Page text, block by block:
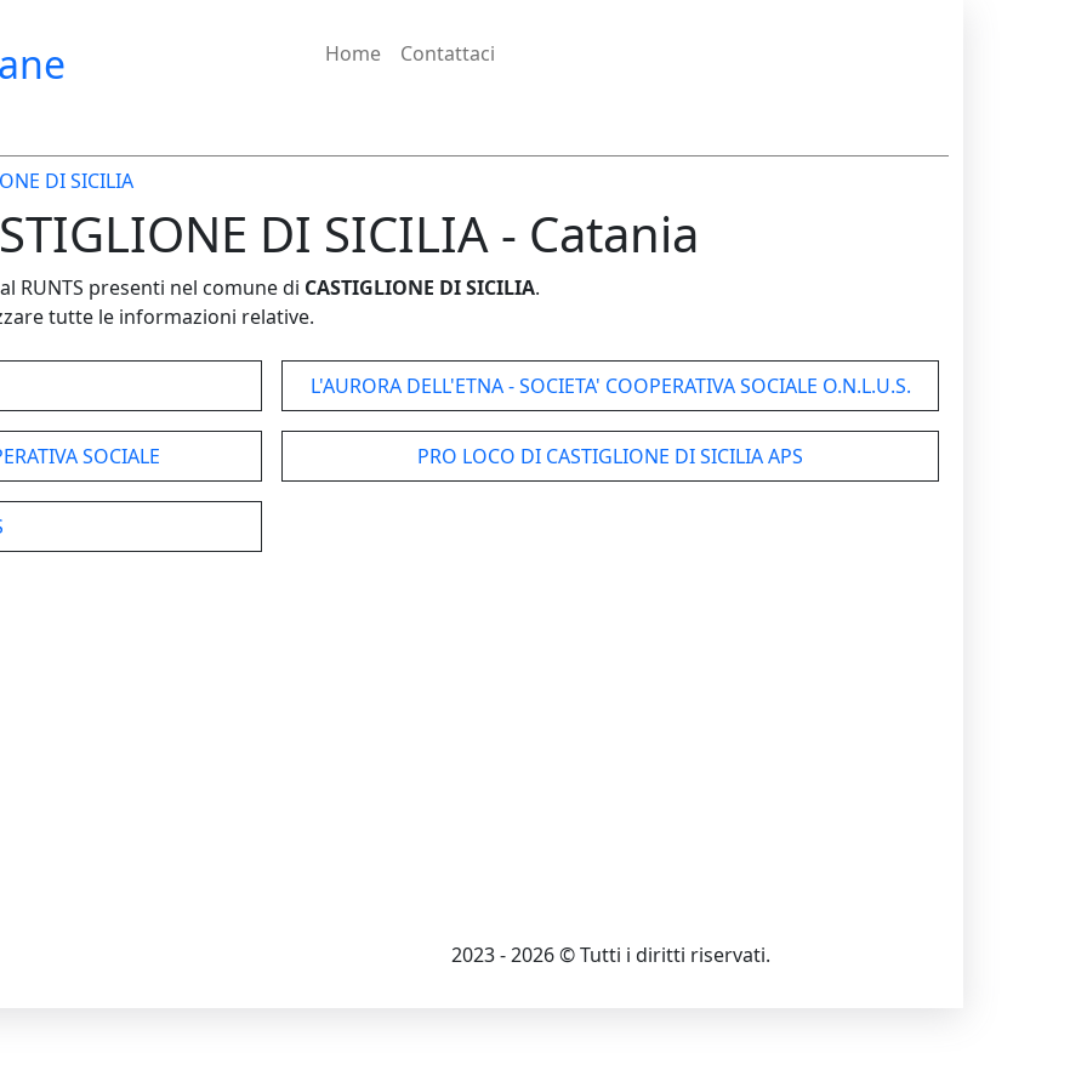
Home Contattaci
DI SICILIA
DI SICILIA - Catania
RUNTS presenti nel comune di CASTIGLIONE DI SICILIA.
tutte le informazioni relative.
L'AURORA DELL'ETNA - SOCIETA' COOPERATIVA SOCIALE O.N.L.U.S.
SOCIALE PRO LOCO DI CASTIGLIONE DI SICILIA APS
2023 - 2026 © Tutti i diritti riservati.